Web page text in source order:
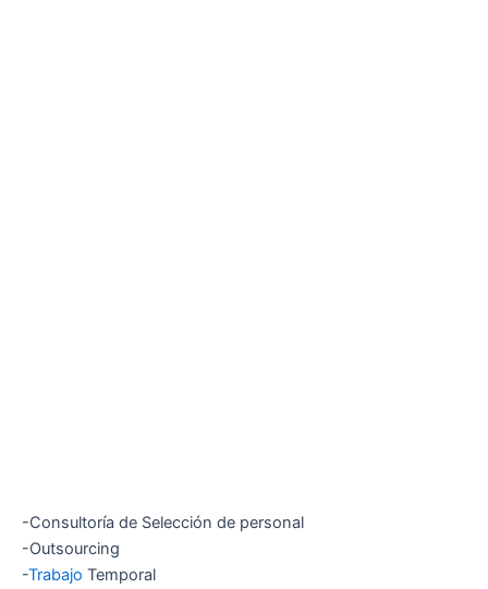
-Consultoría de Selección de personal
-Outsourcing
-Trabajo Temporal